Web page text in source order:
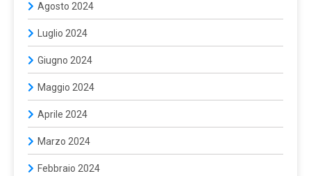
Agosto 2024
Luglio 2024
Giugno 2024
Maggio 2024
Aprile 2024
Marzo 2024
Febbraio 2024